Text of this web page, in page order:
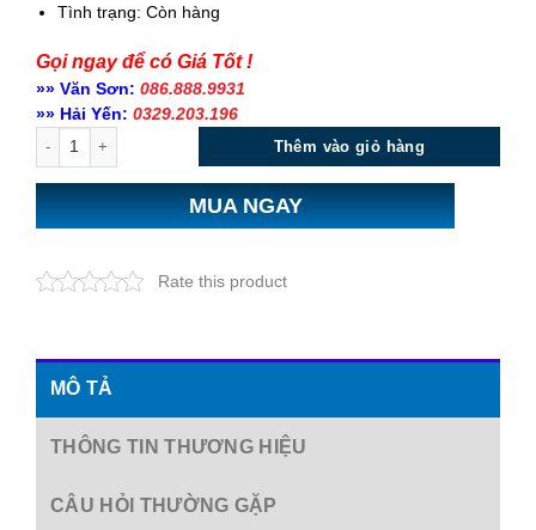
Tình trạng: Còn hàng
Gọi ngay để có Giá Tốt !
»» Văn Sơn: 086.888.9931
»» Hải Yến: 0329.203.196
Thêm vào giỏ hàng
MUA NGAY
Rate this product
MÔ TẢ
THÔNG TIN THƯƠNG HIỆU
CÂU HỎI THƯỜNG GẶP